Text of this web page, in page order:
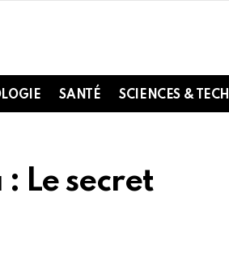
SANTÉ SCIENCES & TECH
Le secret